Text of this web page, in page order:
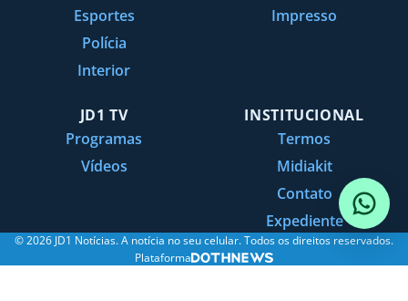
Esportes
Polícia
Interior
Impresso
JD1 TV
Programas
Vídeos
INSTITUCIONAL
Termos
Midiakit
Contato
Expediente
© 2026 JD1 Notícias. A notícia no seu celular. Todos os direitos reservados.
Plataforma